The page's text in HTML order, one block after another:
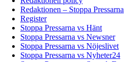
Redaktionen – Stoppa Pressarna
Register
Stoppa Pressarna vs Hänt
Stoppa Pressarna vs Newsner
Stoppa Pressarna vs Nöjeslivet
Stoppa Pressarna vs Nyheter24